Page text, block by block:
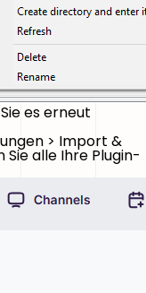
es erneut
> Import &
alle Ihre Plugin-